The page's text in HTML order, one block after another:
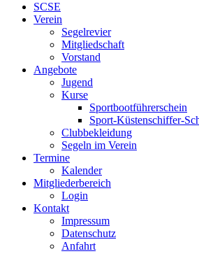
SCSE
Verein
Segelrevier
Mitgliedschaft
Vorstand
Angebote
Jugend
Kurse
Sportbootführerschein
Sport-Küstenschiffer-
Clubbekleidung
Segeln im Verein
Termine
Kalender
Mitgliederbereich
Login
Kontakt
Impressum
Datenschutz
Anfahrt